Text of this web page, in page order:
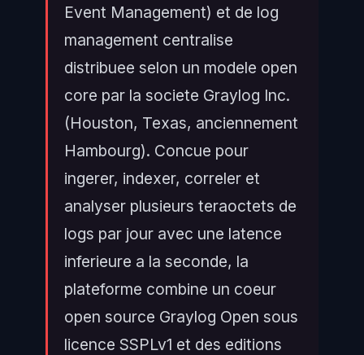
Event Management) et de log
management centralise
distribuee selon un modele open
core par la societe Graylog Inc.
(Houston, Texas, anciennement
Hambourg). Concue pour
ingerer, indexer, correler et
analyser plusieurs teraoctets de
logs par jour avec une latence
inferieure a la seconde, la
plateforme combine un coeur
open source Graylog Open sous
licence SSPLv1 et des editions